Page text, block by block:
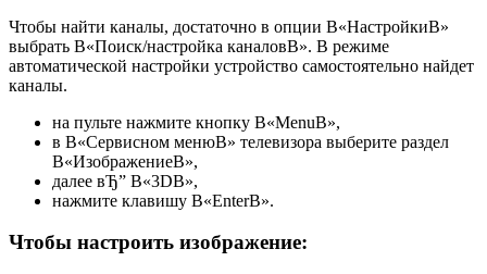
Чтобы найти каналы, достаточно в опции В«НастройкиВ»
выбрать В«Поиск/настройка каналовВ». В режиме
автоматической настройки устройство самостоятельно найдет
каналы.
на пульте нажмите кнопку В«MenuВ»,
в В«Сервисном менюВ» телевизора выберите раздел
В«ИзображениеВ»,
далее вЂ” В«3DВ»,
нажмите клавишу В«EnterВ».
Чтобы настроить изображение: